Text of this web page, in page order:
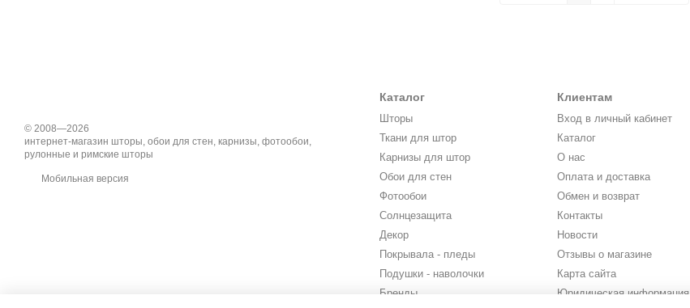
© 2008—2026
интернет-магазин шторы, обои для стен, карнизы, фотообои,
рулонные и римские шторы
Мобильная версия
Каталог
Шторы
Ткани для штор
Карнизы для штор
Обои для стен
Фотообои
Солнцезащита
Декор
Покрывала - пледы
Подушки - наволочки
Бренды
Клиентам
Вход в личный кабинет
Каталог
О нас
Оплата и доставка
Обмен и возврат
Контакты
Новости
Отзывы о магазине
Карта сайта
Юридическая информация